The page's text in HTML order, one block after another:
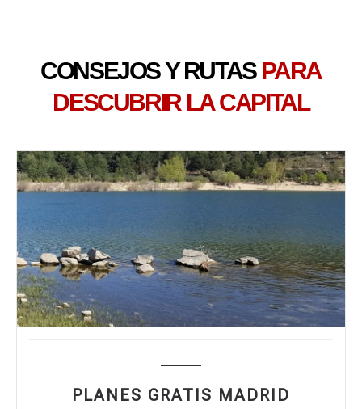
CONSEJOS Y RUTASPARA
DESCUBRIR LA CAPITAL
PLANES GRATIS MADRID